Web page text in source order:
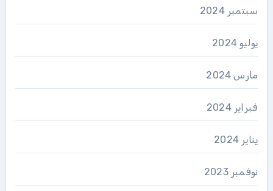
سبتمبر 2024
يوليو 2024
مارس 2024
فبراير 2024
يناير 2024
نوفمبر 2023